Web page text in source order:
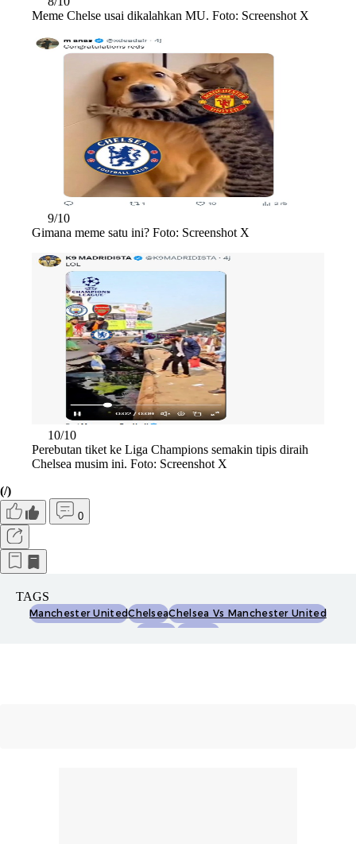
Meme Chelse usai dikalahkan MU. Foto: Screenshot X
9/10
Gimana meme satu ini? Foto: Screenshot X
10/10
Perebutan tiket ke Liga Champions semakin tipis diraih
Chelsea musim ini. Foto: Screenshot X
(/)
0
TAGS
Manchester UnitedChelseaChelsea Vs Manchester United